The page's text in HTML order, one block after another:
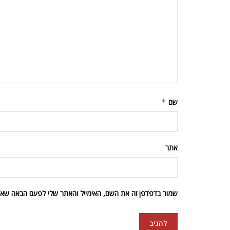
שם *
אתר
שמור בדפדפן זה את השם, האימייל והאתר שלי לפעם הבאה